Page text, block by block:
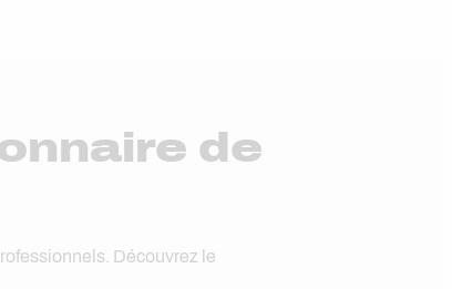
de
Découvrez le